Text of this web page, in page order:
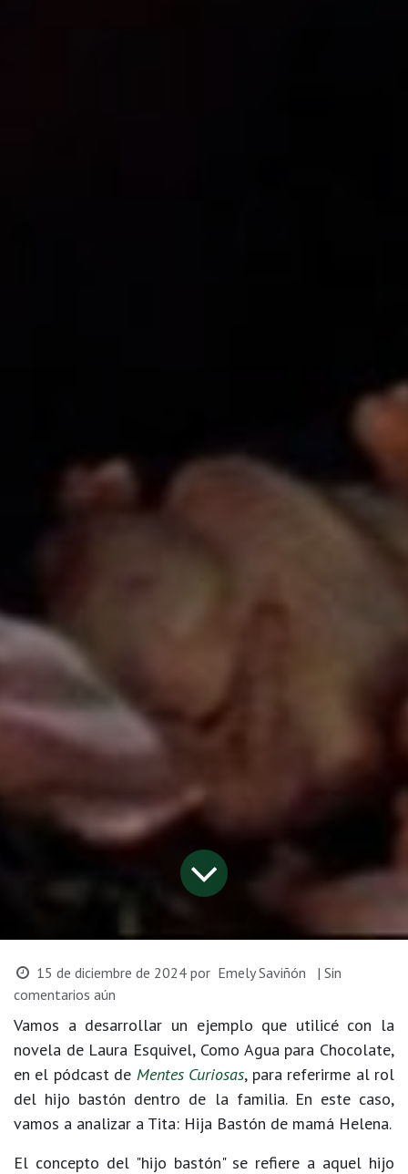
15 de diciembre de 2024 por Emely Saviñón
| Sin
comentarios aún
Vamos a desarrollar un ejemplo que utilicé con la
novela de Laura Esquivel, Como Agua para Chocolate,
en el pódcast de Mentes Curiosas, para referirme al rol
del hijo bastón dentro de la familia. En este caso,
vamos a analizar a Tita: Hija Bastón de mamá Helena.
El concepto del "hijo bastón" se refiere a aquel hijo